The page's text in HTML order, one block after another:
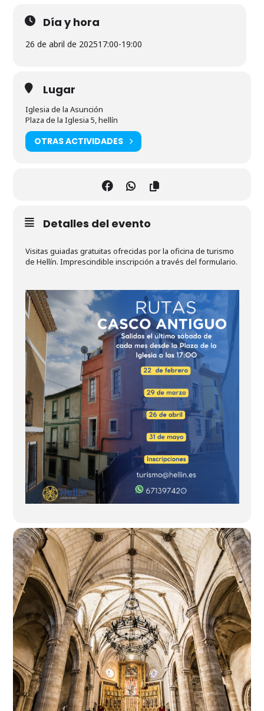
Día y hora
26 de abril de 202517:00-19:00
Lugar
Iglesia de la Asunción
Plaza de la Iglesia 5, hellín
OTRAS ACTIVIDADES
Detalles del evento
Visitas guiadas gratuitas ofrecidas por la oficina de turismo
de Hellín. Imprescindible inscripción a través del formulario.